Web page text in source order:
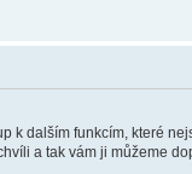
k dalším funkcím, které
a tak vám ji můžeme